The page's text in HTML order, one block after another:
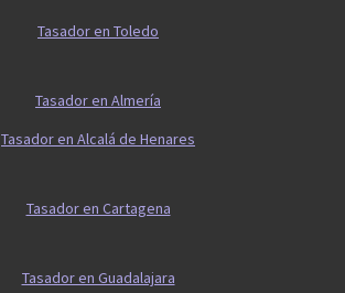
Tasador en Toledo
Tasador en Almería
Tasador en Alcalá de Henares
Tasador en Cartagena
Tasador en Guadalajara